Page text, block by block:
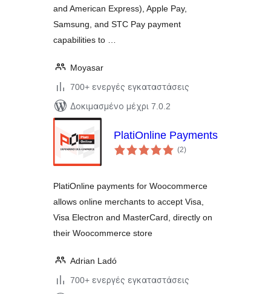
and American Express), Apple Pay,
Samsung, and STC Pay payment
capabilities to …
Moyasar
700+ ενεργές εγκαταστάσεις
Δοκιμασμένο μέχρι 7.0.2
PlatiOnline Payments
(2αξιολογήσεις
σύνολο
)
PlatiOnline payments for Woocommerce
allows online merchants to accept Visa,
Visa Electron and MasterCard, directly on
their Woocommerce store
Adrian Ladó
700+ ενεργές εγκαταστάσεις